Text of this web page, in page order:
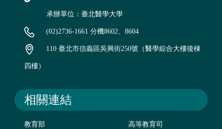
承辦單位：臺北醫學大學
(02)2736-1661 分機8602、8604
110 臺北市信義區吳興街250號（醫學綜合大樓後棟
四樓）
相關連結
教育部 高等教育司